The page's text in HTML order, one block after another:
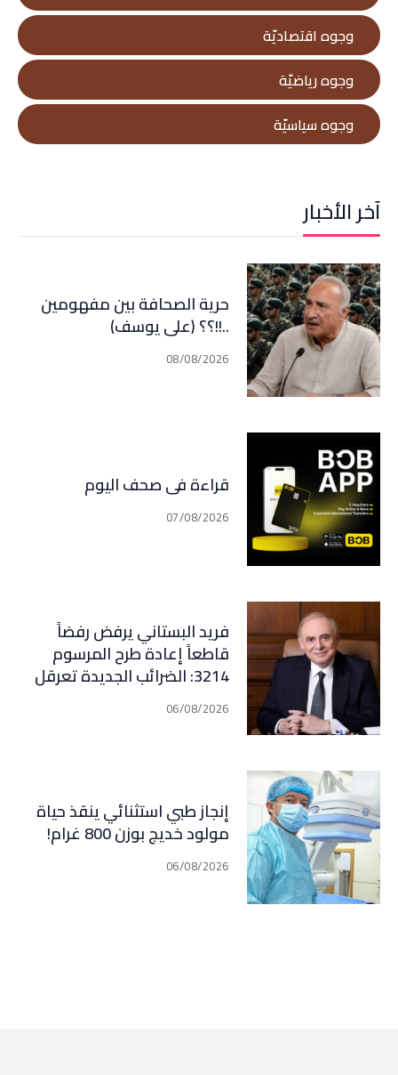
وجوه اقتصاديّة
وجوه رياضيّة
وجوه سياسيّة
آخر الأخبار
حرية الصحافة بين مفهومين
..!!؟؟ (علي يوسف)
08/08/2026
قراءة في صحف اليوم
07/08/2026
فريد البستاني يرفض رفضاً
قاطعاً إعادة طرح المرسوم
3214: الضرائب الجديدة تعرقل
التعافي الاقتصادي وتناقض
مبدأ الشراكة
06/08/2026
إنجاز طبي استثنائي ينقذ حياة
مولود خديج بوزن 800 غرام!
06/08/2026